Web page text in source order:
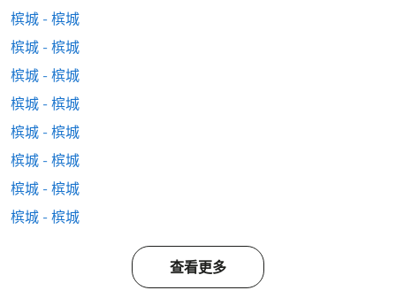
槟城 - 槟城
槟城 - 槟城
槟城 - 槟城
槟城 - 槟城
槟城 - 槟城
槟城 - 槟城
槟城 - 槟城
槟城 - 槟城
查看更多